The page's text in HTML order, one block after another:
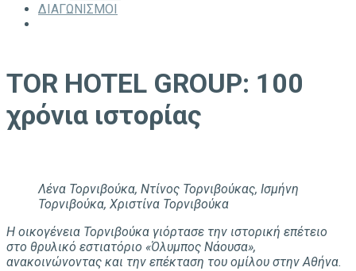
ΔΙΑΓΩΝΙΣΜΟΙ
TOR HOTEL GROUP: 100
χρόνια ιστορίας
Λένα Τορνιβούκα, Ντίνος Τορνιβούκας, Ισμήνη
Τορνιβούκα, Χριστίνα Τορνιβούκα
Η οικογένεια Τορνιβούκα γιόρτασε την ιστορική επέτειο
στο θρυλικό εστιατόριο «Όλυμπος Νάουσα»,
ανακοινώνοντας και την επέκταση του ομίλου στην Αθήνα.